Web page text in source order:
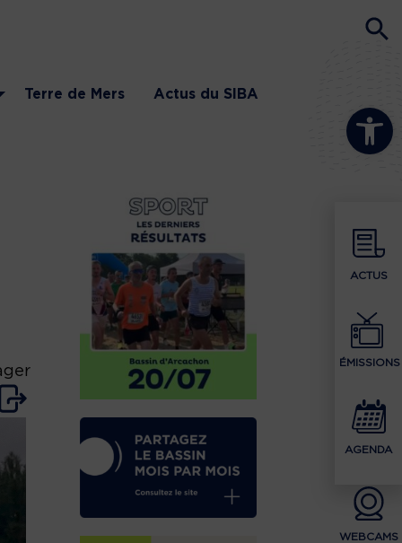
Ouvrir la
ACTUS
ÉMISSIONS
AGENDA
WEBCAMS
Terre de Mers Actus du SIBA